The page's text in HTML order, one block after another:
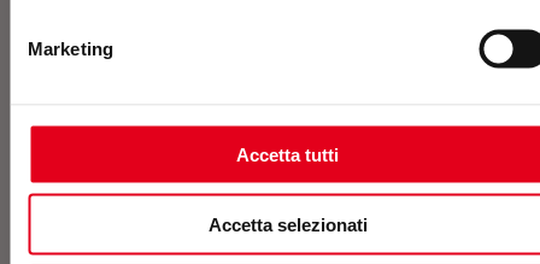
Marketing
Accetta tutti
Accetta selezionati
Contattaci o richiedi un